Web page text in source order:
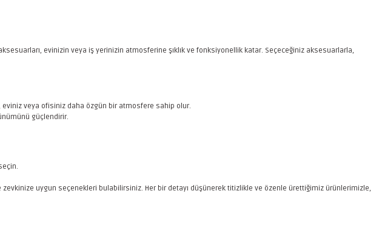
evinizin veya iş yerinizin atmosferine şıklık ve fonksiyonellik katar. Seçeceğiniz aksesuarlarla,
eviniz veya ofisiniz daha özgün bir atmosfere sahip olur.
güçlendirir.
zevkinize uygun seçenekleri bulabilirsiniz. Her bir detayı düşünerek titizlikle ve özenle ürettiğimiz ürünlerimizle,